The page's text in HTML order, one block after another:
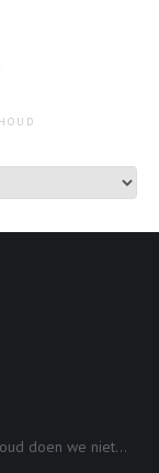
doen we niet...